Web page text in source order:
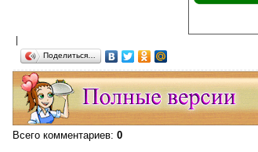
Поделиться…
Всего комментариев: 0